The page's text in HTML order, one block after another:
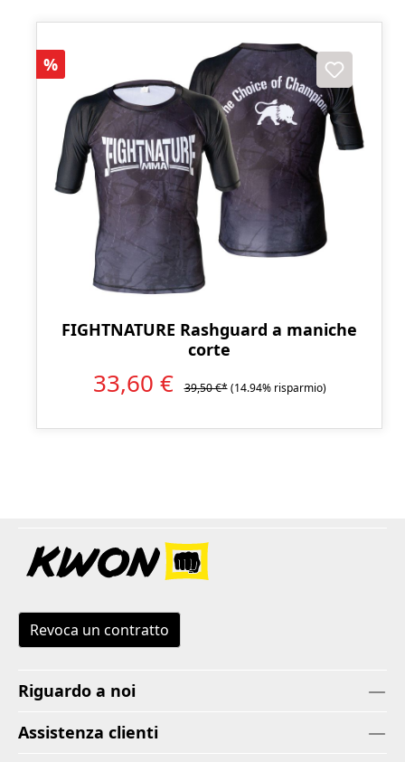
Sconto
%
FIGHTNATURE Rashguard a maniche
corte
33,60 € 39,50 €* (14.94% risparmio)
Revoca un contratto
Riguardo a noi
Assistenza clienti